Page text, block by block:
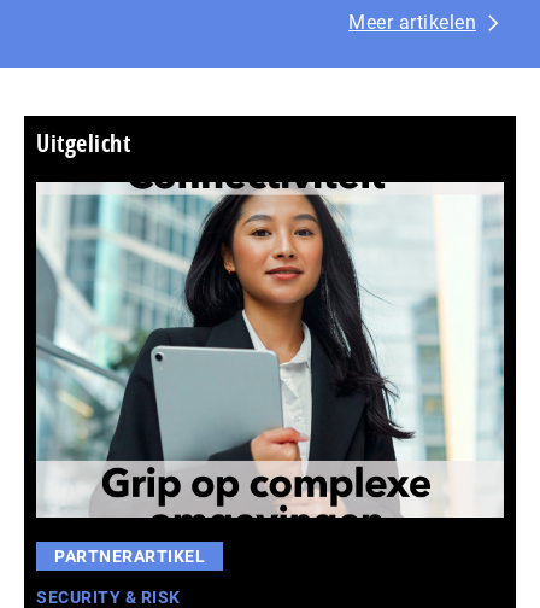
Meer artikelen
Uitgelicht
PARTNERARTIKEL
SECURITY & RISK